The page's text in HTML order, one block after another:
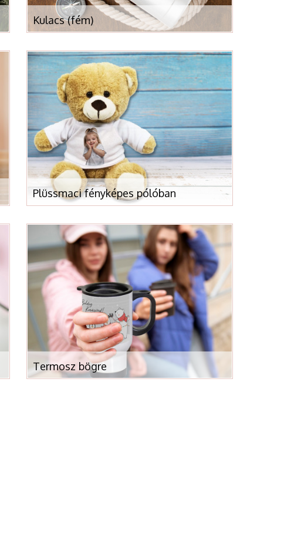
Kulacs (fém)
Plüssmaci fényképes pólóban
Termosz bögre